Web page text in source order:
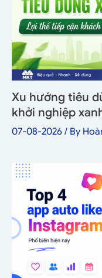
Xu hướng tiêu
khởi nghiệp
07-08-2026 / By